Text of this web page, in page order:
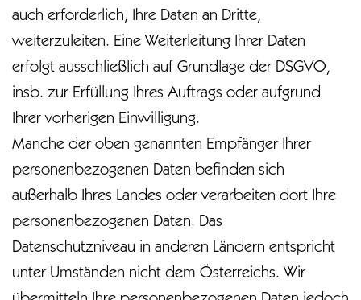
auch erforderlich, Ihre Daten an Dritte,
weiterzuleiten. Eine Weiterleitung Ihrer Daten
erfolgt ausschließlich auf Grundlage der DSGVO,
insb. zur Erfüllung Ihres Auftrags oder aufgrund
Ihrer vorherigen Einwilligung.
Manche der oben genannten Empfänger Ihrer
personenbezogenen Daten befinden sich
außerhalb Ihres Landes oder verarbeiten dort Ihre
personenbezogenen Daten. Das
Datenschutzniveau in anderen Ländern entspricht
unter Umständen nicht dem Österreichs. Wir